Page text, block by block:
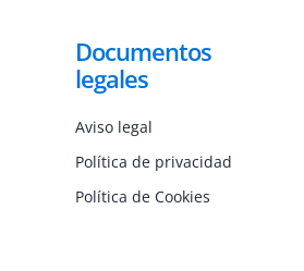
Documentos
legales
Aviso legal
Política de privacidad
Política de Cookies